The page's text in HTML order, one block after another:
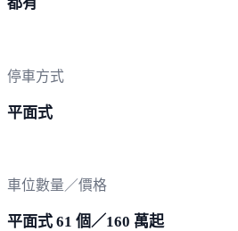
停車方式
平面式
車位數量／價格
平面式 61 個／160 萬起